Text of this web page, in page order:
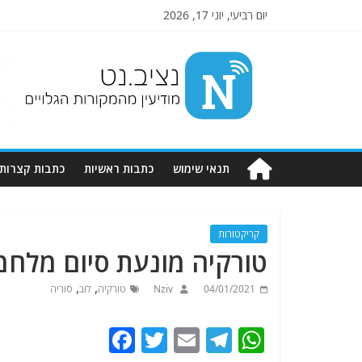
יום רביעי, יוני 17, 2026
Nziv.net
מודיעין
מהמקורות
תנאי שימוש כתבות ראשיות כתבות קצרות
קריקטורות
טורקיה מונעת סיום
04/01/2021
Nziv טורקיה, לוב, סוריה
W
T
E
T